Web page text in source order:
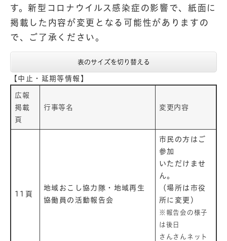
す。新型コロナウイルス感染症の影響で、紙面に
掲載した内容が変更となる可能性がありますの
で、ご了承ください。
表のサイズを切り替える
【中止・延期等情報】
広報
掲載
頁
行事等名 変更内容
11頁
地域おこし協力隊・地域再生
協働員の活動報告会
市民の方はご
参加
いただけませ
ん。
（場所は市役
所に変更）
※報告会の様子
は後日
さんさんネット